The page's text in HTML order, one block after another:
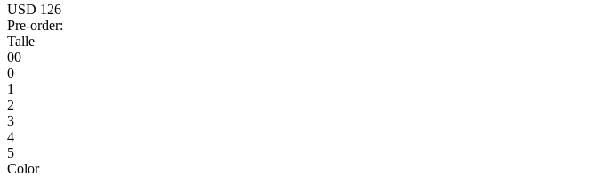
USD 126
Pre-order:
Talle
00
0
1
2
3
4
5
Color